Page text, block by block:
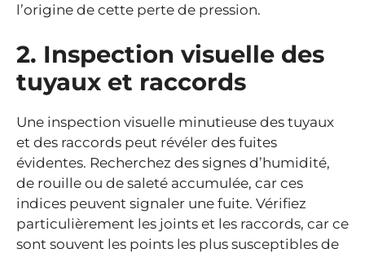
l’origine de cette perte de pression.
2. Inspection visuelle des
tuyaux et raccords
Une inspection visuelle minutieuse des tuyaux
et des raccords peut révéler des fuites
évidentes. Recherchez des signes d’humidité,
de rouille ou de saleté accumulée, car ces
indices peuvent signaler une fuite. Vérifiez
particulièrement les joints et les raccords, car ce
sont souvent les points les plus susceptibles de